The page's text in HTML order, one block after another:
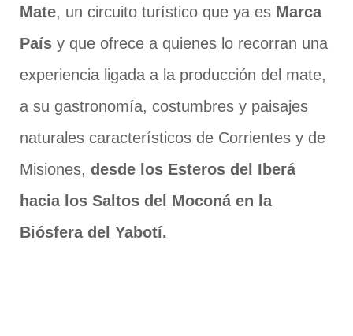
Mate, un circuito turístico que ya es Marca
País y que ofrece a quienes lo recorran una
experiencia ligada a la producción del mate,
a su gastronomía, costumbres y paisajes
naturales característicos de Corrientes y de
Misiones, desde los Esteros del Iberá
hacia los Saltos del Moconá en la
Biósfera del Yabotí.